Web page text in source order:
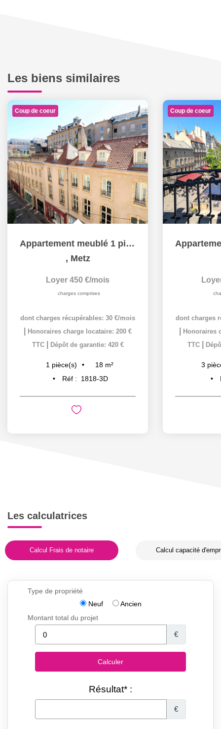
Les biens similaires
Coup de coeur
Appartement meublé 1 pièce 18 m² à louer à METZ hypercentre
, Metz
Loyer 450 €/mois
charges comprises
dont charges récupérables: 30 €/mois
Honoraires charge locataire: 200 €
TTC
Dépôt de garantie: 420 €
1 pièce(s) 18 m²
Réf :
1818-3D
Coup de coeur
dont charges
Honoraires
TTC
3
Les calculatrices
Calcul Frais de notaire Calcul capacité